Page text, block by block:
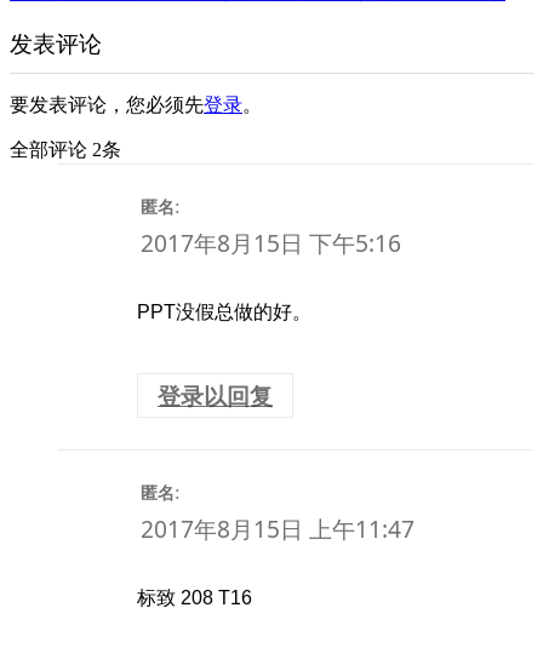
发表评论
要发表评论，您必须先登录。
全部评论 2条
匿名:
2017年8月15日 下午5:16
PPT没假总做的好。
登录以回复
匿名:
2017年8月15日 上午11:47
标致 208 T16